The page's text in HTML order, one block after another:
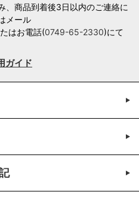
、商品到着後3日以内のご連絡に
メール
はお電話(0749-65-2330)にて
ガイド